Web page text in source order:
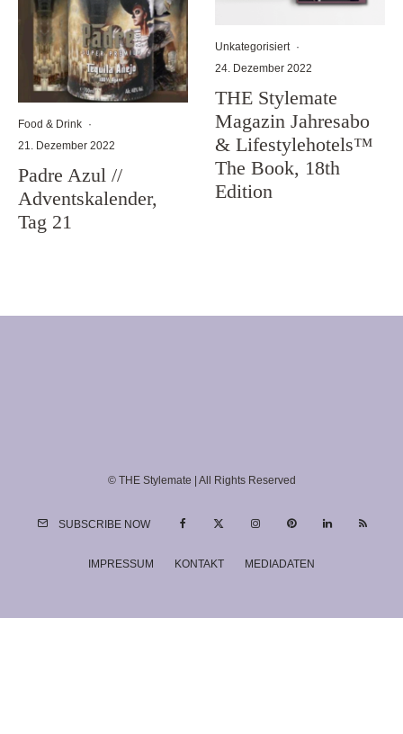
Food & Drink ·
21. Dezember 2022
Padre Azul //
Adventskalender,
Tag 21
Unkategorisiert ·
24. Dezember 2022
THE Stylemate
Magazin Jahresabo
& Lifestylehotels™
The Book, 18th
Edition
© THE Stylemate | All Rights Reserved
SUBSCRIBE NOW
IMPRESSUM KONTAKT MEDIADATEN